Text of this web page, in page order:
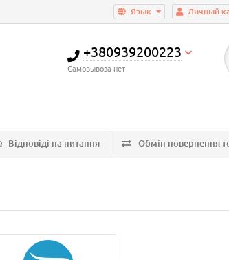
Личный
Язык
+380939200223
Самовывоза нет
Відповіді на питання Обмін повернення